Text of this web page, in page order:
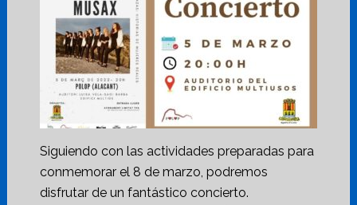
Siguiendo con las actividades preparadas para
conmemorar el 8 de marzo, podremos
disfrutar de un fantástico concierto.